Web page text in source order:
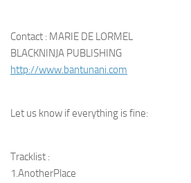
Contact : MARIE DE LORMEL
BLACKNINJA PUBLISHING
http://www.bantunani.com
Let us know if everything is fine:
Tracklist :
1.AnotherPlace